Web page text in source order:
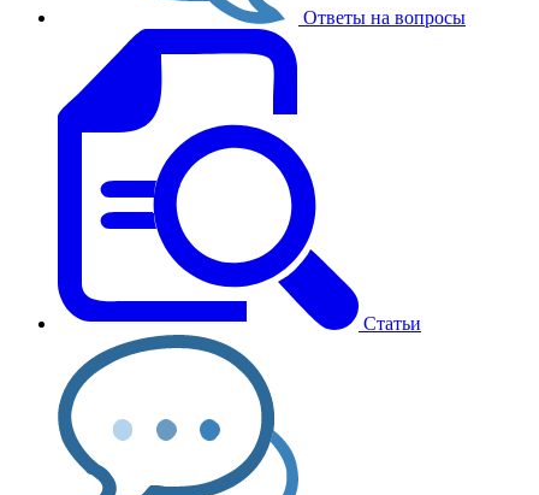
Ответы на вопросы
Статьи